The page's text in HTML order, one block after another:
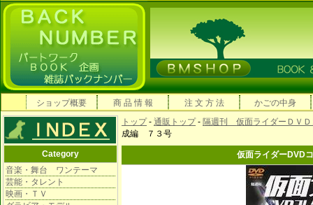
ショップ概要 商 品 情 報 注 文 方 法 かごの中身
Category
音楽・舞台 ワンテーマ
芸能・タレント
映画・ＴＶ
トップ- 通販トップ- 隔週刊 仮面ライダーＤＶ
成編 ７３号
仮面ライダーDVD